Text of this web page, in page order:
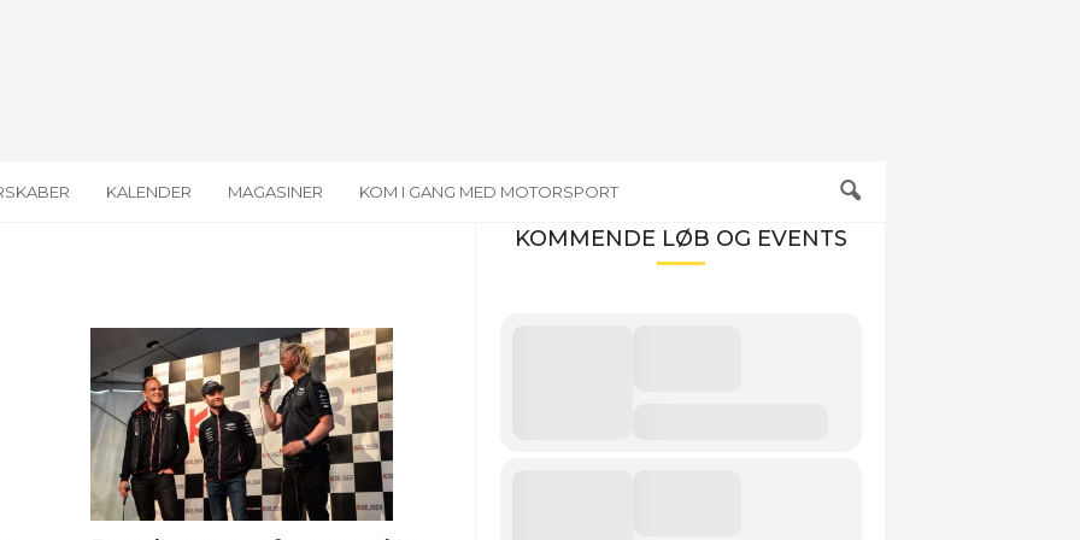
KALENDER MAGASINER KOM I GANG MED MOTORSPORT
KOMMENDE LØB OG EVENTS